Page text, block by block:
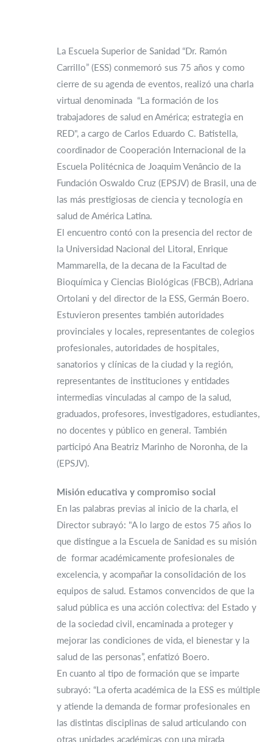
La Escuela Superior de Sanidad “Dr. Ramón
Carrillo” (ESS) conmemoró sus 75 años y como
cierre de su agenda de eventos, realizó una charla
virtual denominada “La formación de los
trabajadores de salud en América; estrategia en
RED", a cargo de Carlos Eduardo C. Batistella,
coordinador de Cooperación Internacional de la
Escuela Politécnica de Joaquim Venâncio de la
Fundación Oswaldo Cruz (EPSJV) de Brasil, una de
las más prestigiosas de ciencia y tecnología en
salud de América Latina.
El encuentro contó con la presencia del rector de
la Universidad Nacional del Litoral, Enrique
Mammarella, de la decana de la Facultad de
Bioquímica y Ciencias Biológicas (FBCB), Adriana
Ortolani y del director de la ESS, Germán Boero.
Estuvieron presentes también autoridades
provinciales y locales, representantes de colegios
profesionales, autoridades de hospitales,
sanatorios y clínicas de la ciudad y la región,
representantes de instituciones y entidades
intermedias vinculadas al campo de la salud,
graduados, profesores, investigadores, estudiantes,
no docentes y público en general. También
participó Ana Beatriz Marinho de Noronha, de la
(EPSJV).
Misión educativa y compromiso social
En las palabras previas al inicio de la charla, el
Director subrayó: "A lo largo de estos 75 años lo
que distingue a la Escuela de Sanidad es su misión
de formar académicamente profesionales de
excelencia, y acompañar la consolidación de los
equipos de salud. Estamos convencidos de que la
salud pública es una acción colectiva: del Estado y
de la sociedad civil, encaminada a proteger y
mejorar las condiciones de vida, el bienestar y la
salud de las personas”, enfatizó Boero.
En cuanto al tipo de formación que se imparte
subrayó: “La oferta académica de la ESS es múltiple
y atiende la demanda de formar profesionales en
las distintas disciplinas de salud articulando con
otras unidades académicas con una mirada